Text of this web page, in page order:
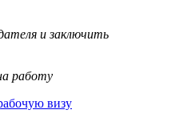
и заключить
работу
визу